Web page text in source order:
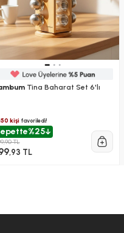
Tina Baharat Set 6'lı
kişifavoriledi!
%25
TL
,93 TL